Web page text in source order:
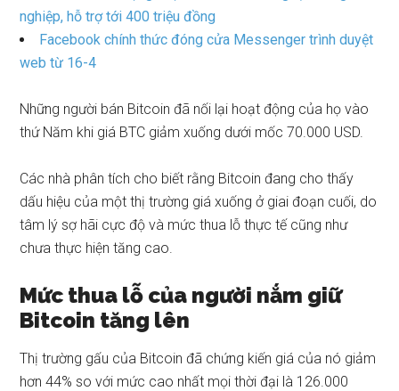
nghiệp, hỗ trợ tới 400 triệu đồng
Facebook chính thức đóng cửa Messenger trình duyệt
web từ 16-4
Những người bán Bitcoin đã nối lại hoạt động của họ vào
thứ Năm khi giá BTC giảm xuống dưới mốc 70.000 USD.
Các nhà phân tích cho biết rằng Bitcoin đang cho thấy
dấu hiệu của một thị trường giá xuống ở giai đoạn cuối, do
tâm lý sợ hãi cực độ và mức thua lỗ thực tế cũng như
chưa thực hiện tăng cao.
Mức thua lỗ của người nắm giữ
Bitcoin tăng lên
Thị trường gấu của Bitcoin đã chứng kiến ​​giá của nó giảm
hơn 44% so với mức cao nhất mọi thời đại là 126.000